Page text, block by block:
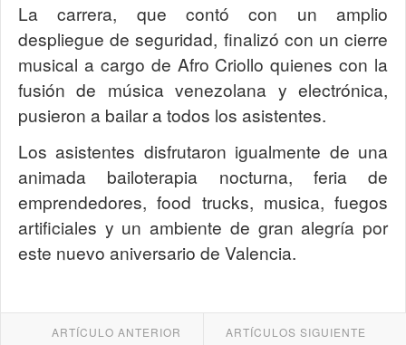
La carrera, que contó con un amplio
despliegue de seguridad, finalizó con un cierre
musical a cargo de Afro Criollo quienes con la
fusión de música venezolana y electrónica,
pusieron a bailar a todos los asistentes.
Los asistentes disfrutaron igualmente de una
animada bailoterapia nocturna, feria de
emprendedores, food trucks, musica, fuegos
artificiales y un ambiente de gran alegría por
este nuevo aniversario de Valencia.
ARTÍCULO ANTERIOR ARTÍCULOS SIGUIENTE